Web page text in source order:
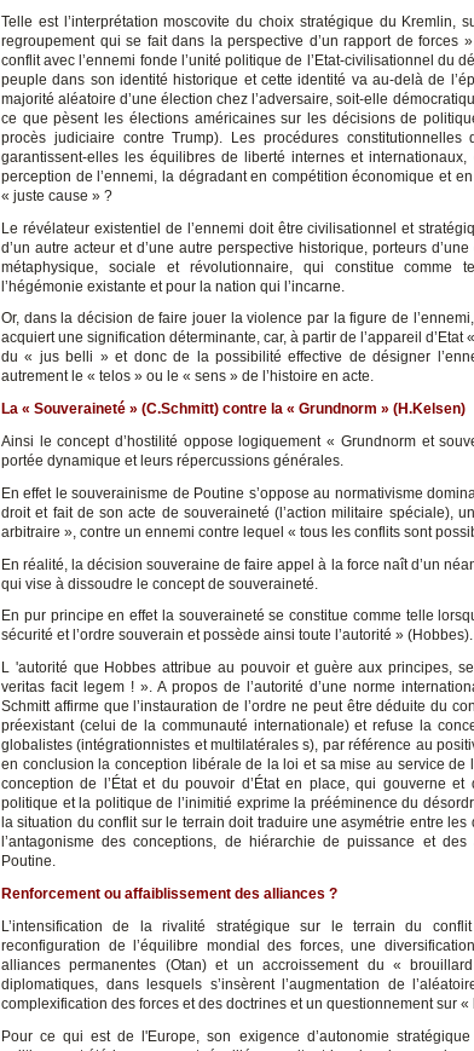
Telle est l’interprétation moscovite du choix stratégique du Kremlin,
regroupement qui se fait dans la perspective d’un rapport de forces
conflit avec l’ennemi fonde l’unité politique de l’Etat-civilisationnel du
peuple dans son identité historique et cette identité va au-delà de
majorité aléatoire d’une élection chez l’adversaire, soit-elle
ce que pèsent les élections américaines sur les décisions de
procès judiciaire contre Trump). Les procédures
garantissent-elles les équilibres de liberté internes et
perception de l’ennemi, la dégradant en compétition économique et
« juste cause » ?
Le révélateur existentiel de l’ennemi doit être civilisationnel et
d’un autre acteur et d’une autre perspective historique, porteurs
métaphysique, sociale et révolutionnaire, qui constitue comme
l’hégémonie existante et pour la nation qui l’incarne.
Or, dans la décision de faire jouer la violence par la figure de
acquiert une signification déterminante, car, à partir de l’appareil d’Etat
du « jus belli » et donc de la possibilité effective de désigner
autrement le « telos » ou le « sens » de l’histoire en acte.
La « Souveraineté » (C.Schmitt) contre la « Grundnorm » (H.Kelsen)
Ainsi le concept d’hostilité oppose logiquement « Grundnorm et
portée dynamique et leurs répercussions générales.
En effet le souverainisme de Poutine s’oppose au normativisme
droit et fait de son acte de souveraineté (l’action militaire spéciale),
arbitraire », contre un ennemi contre lequel « tous les conflits sont
En réalité, la décision souveraine de faire appel à la force naît d’un
qui vise à dissoudre le concept de souveraineté.
En pur principe en effet la souveraineté se constitue comme telle
sécurité et l’ordre souverain et possède ainsi toute l’autorité » (Hobbes).
L 'autorité que Hobbes attribue au pouvoir et guère aux principes,
veritas facit legem ! ». A propos de l’autorité d’une norme
Schmitt affirme que l’instauration de l’ordre ne peut être déduite du
préexistant (celui de la communauté internationale) et refuse la
globalistes (intégrationnistes et multilatérales s), par référence au
en conclusion la conception libérale de la loi et sa mise au service de
conception de l’État et du pouvoir d’État en place, qui gouverne
politique et la politique de l’inimitié exprime la prééminence du
la situation du conflit sur le terrain doit traduire une asymétrie entre
l’antagonisme des conceptions, de hiérarchie de puissance et
Poutine.
Renforcement ou affaiblissement des alliances ?
L’intensification de la rivalité stratégique sur le terrain du
reconfiguration de l’équilibre mondial des forces, une
alliances permanentes (Otan) et un accroissement du «
diplomatiques, dans lesquels s’insèrent l’augmentation de
complexification des forces et des doctrines et un questionnement sur
Pour ce qui est de l'Europe, son exigence d’autonomie